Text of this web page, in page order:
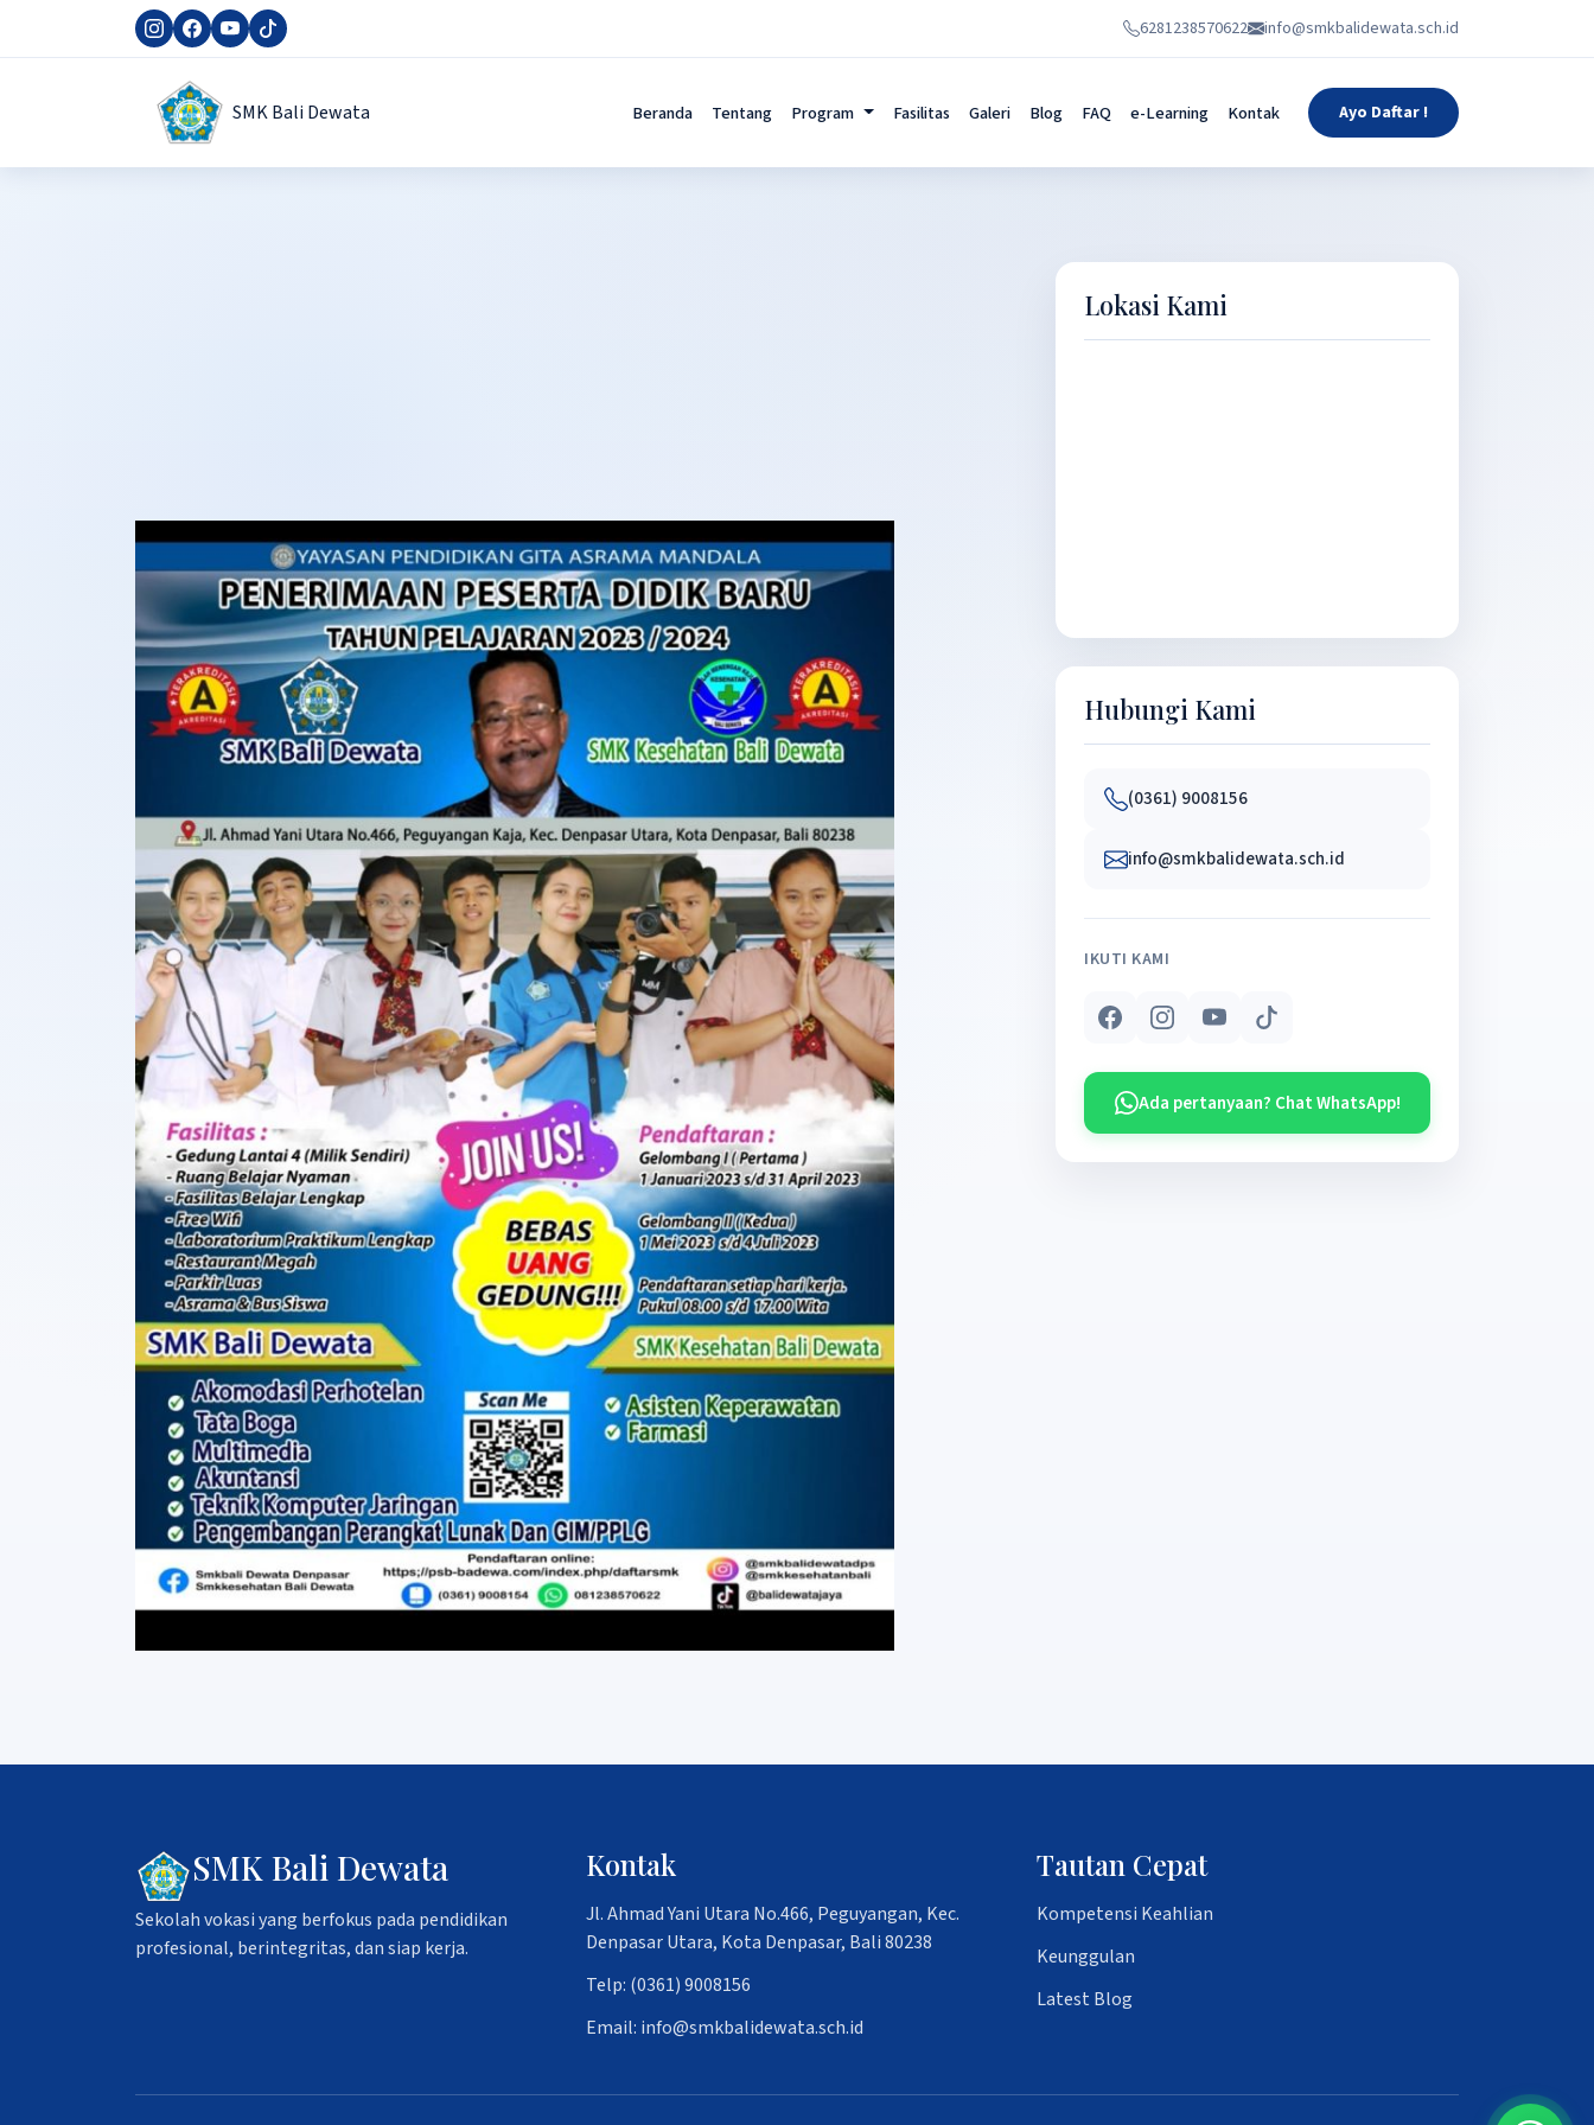
6281238570622 info@smkbalidewata.sch.id
SMK Bali Dewata Beranda Tentang Program Fasilitas Galeri Blog FAQ e-Learning Kontak Ayo Daftar !
Lokasi Kami
Hubungi Kami
(0361) 9008156
info@smkbalidewata.sch.id
IKUTI KAMI
Ada pertanyaan? Chat WhatsApp!
SMK Bali Dewata
Sekolah vokasi yang berfokus pada pendidikan
profesional, berintegritas, dan siap kerja.
Kontak
Jl. Ahmad Yani Utara No.466, Peguyangan, Kec.
Denpasar Utara, Kota Denpasar, Bali 80238
Telp: (0361) 9008156
Email: info@smkbalidewata.sch.id
Tautan Cepat
Kompetensi Keahlian
Keunggulan
Latest Blog